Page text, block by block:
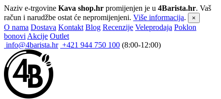
Naziv e-trgovine Kava shop.hr promijenjen je u 4Barista.hr. Vaš
račun i narudžbe ostat će nepromijenjeni. Više informacija. ×
O nama Dostava Kontakt Blog Recenzije Veleprodaja Poklon
bonovi Akcije Outlet
info@4barista.hr +421 944 750 100 (8:00-12:00)